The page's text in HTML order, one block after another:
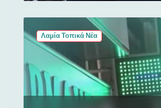
Λαμία Τοπικά Νέα